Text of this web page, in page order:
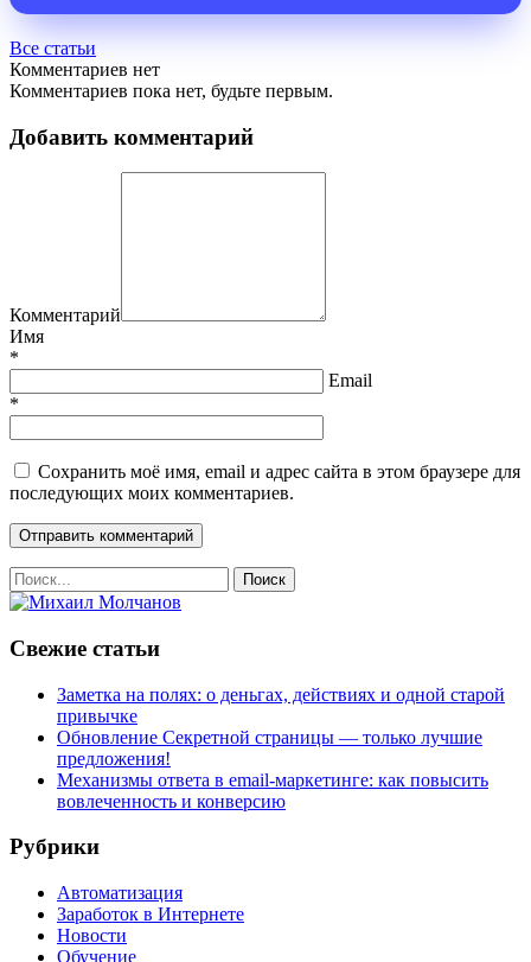
Все статьи
Комментариев нет
Комментариев пока нет, будьте первым.
Добавить комментарий
Комментарий
Имя
*
Email
*
Сохранить моё имя, email и адрес сайта в этом браузере для
последующих моих комментариев.
Свежие статьи
Заметка на полях: о деньгах, действиях и одной старой
привычке
Обновление Секретной страницы — только лучшие
предложения!
Механизмы ответа в email-маркетинге: как повысить
вовлеченность и конверсию
Рубрики
Автоматизация
Заработок в Интернете
Новости
Обучение